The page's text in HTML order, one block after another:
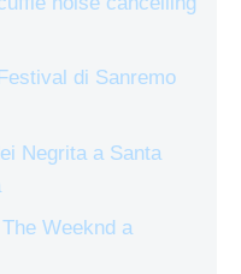
di Sanremo
Negrita a Santa
Weeknd a